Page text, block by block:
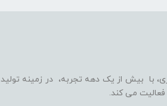
با بیش از یک دهه تجربه، در زمینه تولید
می کند.